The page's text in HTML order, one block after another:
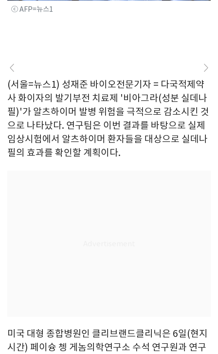
ⓒ AFP=뉴스1
(서울=뉴스1) 성재준 바이오전문기자 = 다국적제약
사 화이자의 발기부전 치료제 '비아그라(성분 실데나
필)'가 알츠하이머 발병 위험을 극적으로 감소시킨 것
으로 나타났다. 연구팀은 이번 결과를 바탕으로 실제
임상시험에서 알츠하이머 환자들을 대상으로 실데나
필의 효과를 확인할 계획이다.
미국 대형 종합병원인 클리브랜드클리닉은 6일(현지
시간) 페이슝 쳉 게놈의학연구소 수석 연구원과 연구